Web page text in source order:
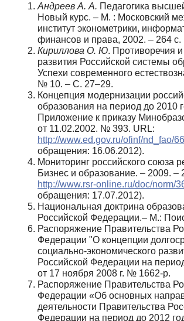
Андреев А. А. Педагогика
Новый курс. – М. : Московский
институт эконометрики,
финансов и права, 2002. – 264 с.
Кириллова О. Ю. Противоречия
развития Российской системы
Успехи современного
№ 10. – С. 27–29.
Концепция модернизации
образования на период до 2010
Приложение к приказу
от 11.02.2002. № 393. URL:
http://www.ed.gov.ru/ofinf/nd_fao/
обращения: 16.06.2012).
Мониторинг российского союза
Бизнес и образование. – 2009. –
http://www.rsr-online.ru/doc/norm/
обращения: 17.07.2012).
Национальная доктрина
Российской Федерации.– М.:
Распоряжение Правительства
Федерации "О концепции
социально-экономического
Российской Федерации на
от 17 ноября 2008 г. № 1662-р.
Распоряжение Правительства
Федерации «Об основных
деятельности Правительства
Федерации на период до 2012